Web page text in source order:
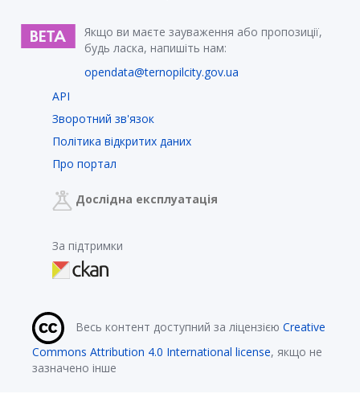
Якщо ви маєте зауваження або пропозиції,
будь ласка, напишіть нам:
opendata@ternopilcity.gov.ua
API
Зворотний зв'язок
Політика відкритих даних
Про портал
Дослідна експлуатація
За підтримки
Весь контент доступний за ліцензією Creative
Commons Attribution 4.0 International license, якщо не
зазначено інше